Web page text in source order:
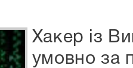
Хакер із
умовно за